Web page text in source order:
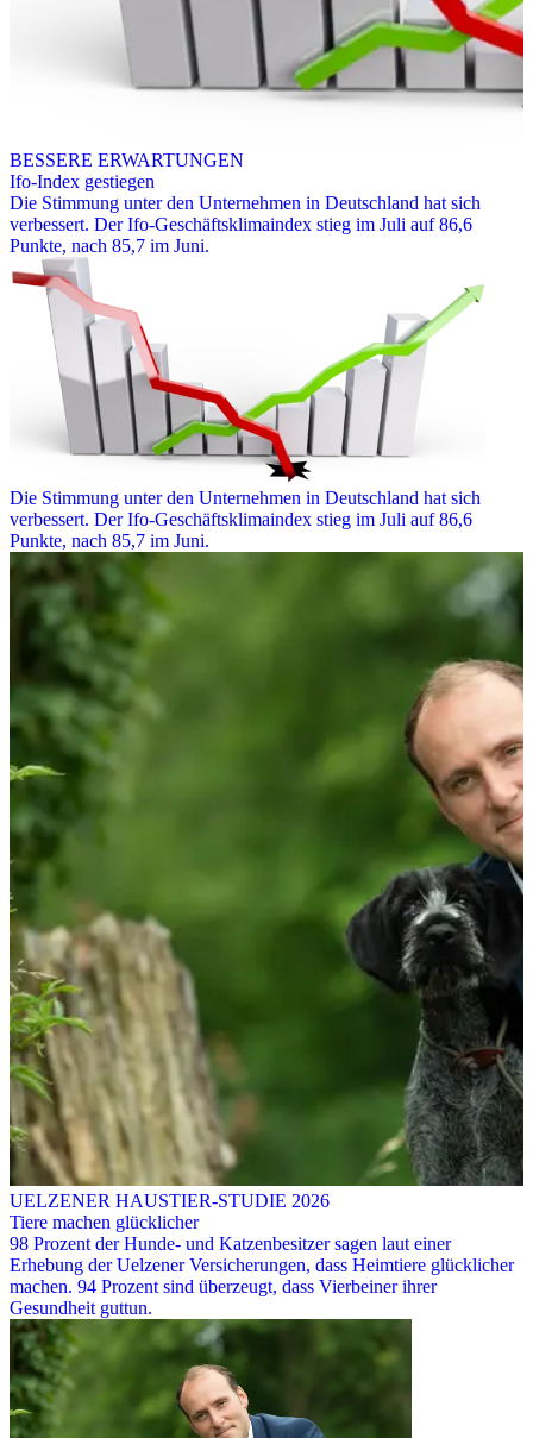
BESSERE ERWARTUNGEN
Ifo-Index gestiegen
Die Stimmung unter den Unternehmen in Deutschland hat sich
verbessert. Der Ifo-Geschäftsklimaindex stieg im Juli auf 86,6
Punkte, nach 85,7 im Juni.
Die Stimmung unter den Unternehmen in Deutschland hat sich
verbessert. Der Ifo-Geschäftsklimaindex stieg im Juli auf 86,6
Punkte, nach 85,7 im Juni.
UELZENER HAUSTIER-STUDIE 2026
Tiere machen glücklicher
98 Prozent der Hunde- und Katzenbesitzer sagen laut einer
Erhebung der Uelzener Versicherungen, dass Heimtiere glücklicher
machen. 94 Prozent sind überzeugt, dass Vierbeiner ihrer
Gesundheit guttun.